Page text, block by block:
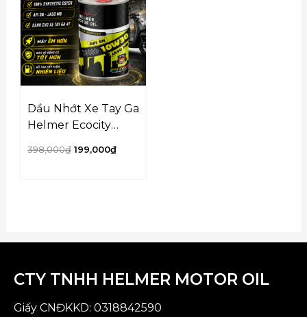
Dầu Nhớt Xe Tay Ga
Helmer Ecocity
hợp Ester – 800ML
398,000₫ 199,000₫
199,000₫.
CTY TNHH HELMER MOTOR OIL
Giấy CNĐKKD: 0318842590